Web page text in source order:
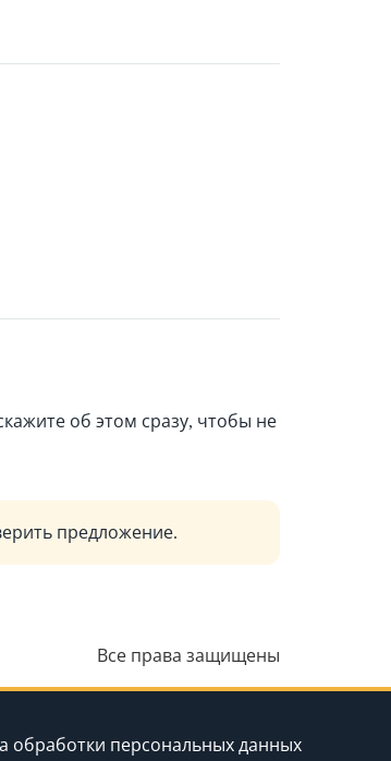
об этом сразу, чтобы не
предложение.
Все права защищены
обработки персональных данных